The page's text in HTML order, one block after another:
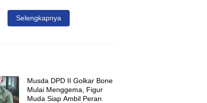
Selengkapnya
Musda DPD II Golkar Bone
Mulai Menggema, Figur
Muda Siap Ambil Peran